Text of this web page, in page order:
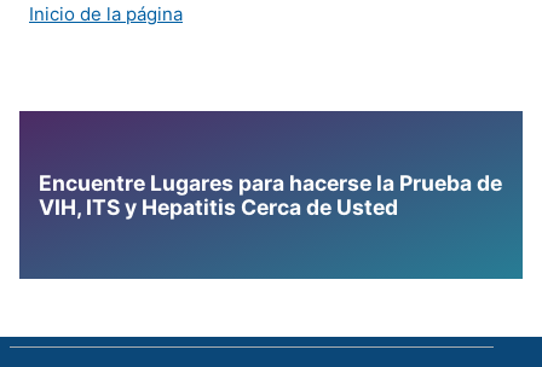
Inicio de la página
Encuentre Lugares para hacerse la Prueba de
VIH, ITS y Hepatitis Cerca de Usted